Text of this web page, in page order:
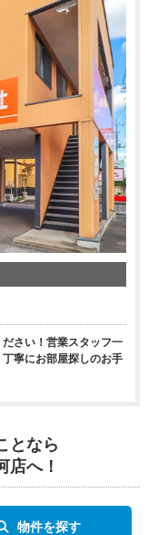
さい！営業スタッフ一
寧にお部屋探しのお手
となら
店へ！
物件を探す